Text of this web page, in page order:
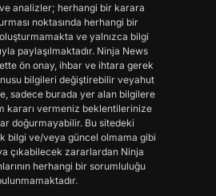
analizler; herhangi bir karara
noktasında herhangi bir
ve yalnızca bilgi
paylaşılmaktadır. Ninja News
ön onay, ihbar ve ihtara gerek
bilgileri değiştirebilir veyahut
sadece burada yer alan bilgilere
kararı vermeniz beklentilerinize
doğurmayabilir. Bu sitedeki
bilgi ve/veya güncel olmama gibi
çıkabilecek zararlardan Ninja
herhangi bir sorumluluğu